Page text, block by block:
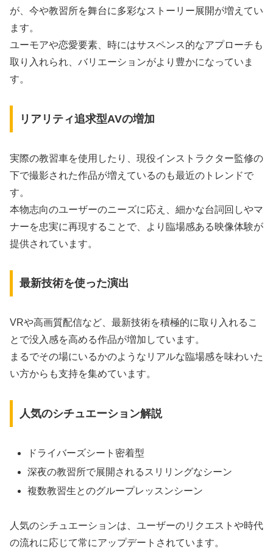
が、今や教習所を舞台に多彩なストーリー展開が増えてい
ます。
ユーモアや恋愛要素、時にはサスペンス的なアプローチも
取り入れられ、バリエーションがより豊かになっていま
す。
リアリティ追求型AVの増加
実際の教習車を使用したり、現役インストラクター監修の
下で撮影された作品が増えているのも最近のトレンドで
す。
本物志向のユーザーのニーズに応え、細かな台詞回しやマ
ナーを忠実に再現することで、より臨場感ある映像体験が
提供されています。
最新技術を使った演出
VRや高画質配信など、最新技術を積極的に取り入れるこ
とで没入感を高める作品が増加しています。
まるでその場にいるかのようなリアルな臨場感を味わいた
い方からも支持を集めています。
人気のシチュエーション解説
ドライバーズシート密着型
深夜の教習所で展開されるスリリングなシーン
複数教習生とのグループレッスンシーン
人気のシチュエーションは、ユーザーのリクエストや時代
の流れに応じて常にアップデートされています。